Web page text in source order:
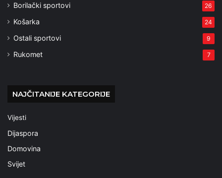
Borilački sportovi 26
Košarka 24
Ostali sportovi 9
Rukomet 7
NAJČITANIJE KATEGORIJE
Vijesti
Dijaspora
Domovina
Svijet